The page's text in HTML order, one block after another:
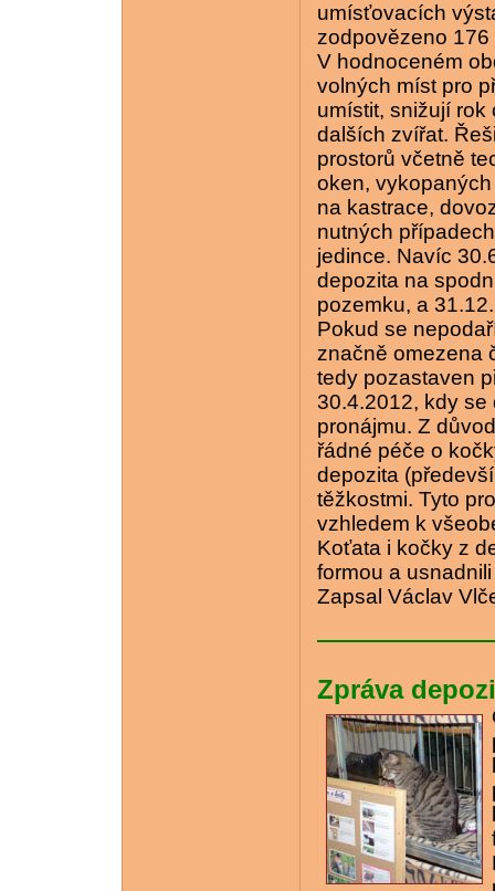
umísťovacích
zodpovězeno 176
V hodnoceném
volných míst pro
umístit, snižují rok
dalších zvířat.
prostorů včetně
oken,
na kastrace,
nutných
jedince. Navíc
depozita na
pozemku, a
Pokud se
značně omezena
tedy pozastaven
30.4.2012, kdy
pronájmu. Z
řádné péče o
depozita
těžkostmi. Tyto
vzhledem k
Koťata i kočky z
formou a
Zapsal Václav
Zpráva